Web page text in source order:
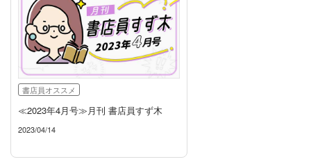
書店員オススメ
≪2023年4月号≫月刊 書店員すず木
2023/04/14